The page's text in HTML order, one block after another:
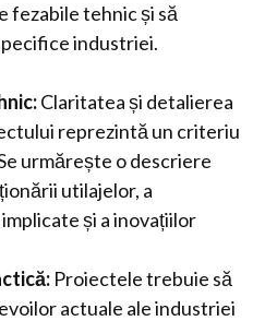
fezabile tehnic și să
industriei.
Claritatea și detalierea
reprezintă un criteriu
urmărește o descriere
utilajelor, a
și a inovațiilor
Proiectele trebuie să
actuale ale industriei